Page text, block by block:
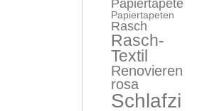
Papiertapete
Papiertapeten
Rasch
Rasch-
Textil
Renovieren
rosa
Schlafzi